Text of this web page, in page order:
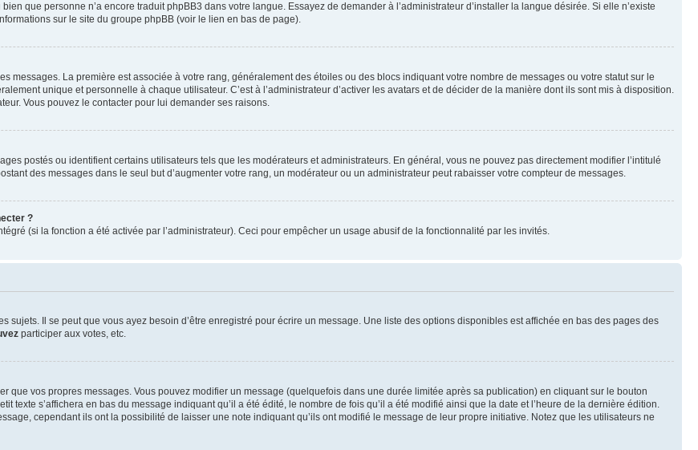
que personne n’a encore traduit phpBB3 dans votre langue. Essayez de demander à l’administrateur d’installer la langue désirée. Si elle n’existe
sur le site du groupe phpBB (voir le lien en bas de page).
messages. La première est associée à votre rang, généralement des étoiles ou des blocs indiquant votre nombre de messages ou votre statut sur le
unique et personnelle à chaque utilisateur. C’est à l’administrateur d’activer les avatars et de décider de la manière dont ils sont mis à disposition.
Vous pouvez le contacter pour lui demander ses raisons.
postés ou identifient certains utilisateurs tels que les modérateurs et administrateurs. En général, vous ne pouvez pas directement modifier l’intitulé
des messages dans le seul but d’augmenter votre rang, un modérateur ou un administrateur peut rabaisser votre compteur de messages.
?
(si la fonction a été activée par l’administrateur). Ceci pour empêcher un usage abusif de la fonctionnalité par les invités.
Il se peut que vous ayez besoin d’être enregistré pour écrire un message. Une liste des options disponibles est affichée en bas des pages des
participer aux votes, etc.
que vos propres messages. Vous pouvez modifier un message (quelquefois dans une durée limitée après sa publication) en cliquant sur le bouton
texte s’affichera en bas du message indiquant qu’il a été édité, le nombre de fois qu’il a été modifié ainsi que la date et l’heure de la dernière édition.
cependant ils ont la possibilité de laisser une note indiquant qu’ils ont modifié le message de leur propre initiative. Notez que les utilisateurs ne